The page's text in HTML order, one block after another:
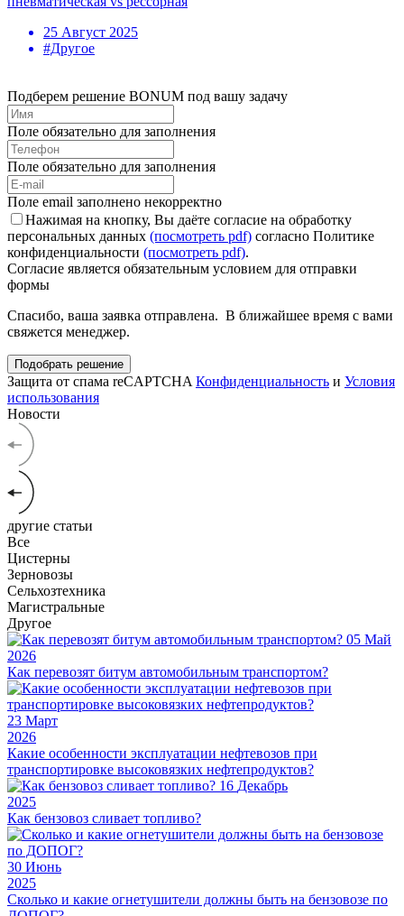
25 Август 2025
#Другое
Подберем решение BONUM под вашу задачу
Поле обязательно для заполнения
Поле обязательно для заполнения
Поле email заполнено некорректно
Нажимая на кнопку, Вы даёте согласие на обработку
персональных данных (посмотреть pdf) согласно Политике
конфиденциальности (посмотреть pdf).
Согласие является обязательным условием для отправки
формы
Спасибо, ваша заявка отправлена. В ближайшее время с вами
свяжется менеджер.
Подобрать решение
Защита от спама reCAPTCHA Конфиденциальность и Условия
использования
Новости
другие статьи
Все
Цистерны
Зерновозы
Сельхозтехника
Магистральные
Другое
05 Май
2026
Как перевозят битум автомобильным транспортом?
23 Март
2026
Какие особенности эксплуатации нефтевозов при
транспортировке высоковязких нефтепродуктов?
16 Декабрь
2025
Как бензовоз сливает топливо?
30 Июнь
2025
Сколько и какие огнетушители должны быть на бензовозе по